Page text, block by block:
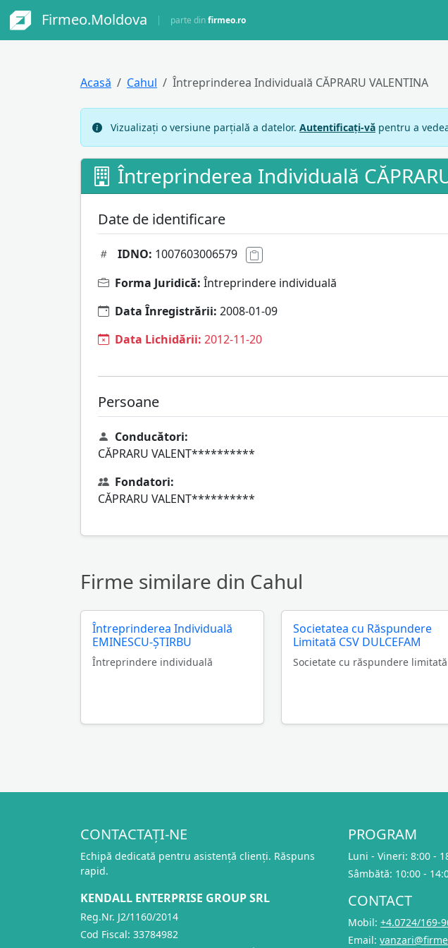
Firmeo.Moldova parte dinfirmeo.ro
Acasă Cahul Întreprinderea Individuală CĂPRARU VALENTINA
Vizualizați o versiune parțială a datelor. Autentificați-vă pentru a
Întreprinderea Individuală
Date de identificare
IDNO: 1007603006579
Forma Juridică: Întreprindere individuală
Data Înregistrării: 2008-01-09
Data Lichidării: 2012-11-20
Persoane
Conducători:
CĂPRARU VALENT**********
Fondatori:
CĂPRARU VALENT**********
Firme similare din Cahul
Întreprinderea Individuală
EMINESCU-ŞTIRBU
Întreprindere individuală
Societatea cu Răspundere
Limitată CSV DULCEFAM
Societate cu răspundere limitată
CONTACTAȚI-NE
Echipă dedicată pentru asistență clienți. Răspuns
rapid.
KENDALL ENTERPRISE GROUP SRL
Reg.Nr. J2/1160/2014
Cod Fiscal: 33784982
PROGRAM
Luni - Vineri: 8:00 -
Sâmbătă: 10:00 -
CONTACT
Mobil: +4.0724/169-
Email: